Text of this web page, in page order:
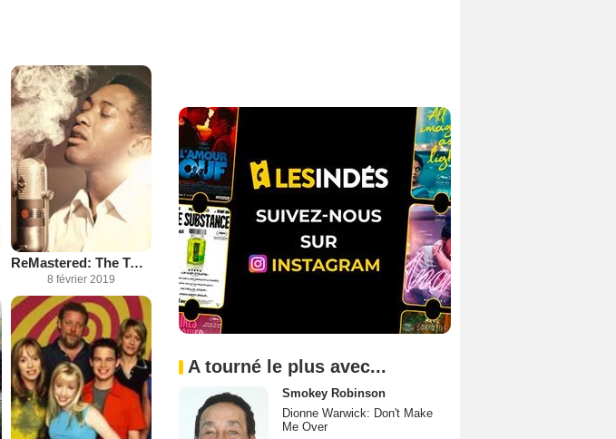
ReMastered: The Two Killings of Sam Cooke
8 février 2019
A tourné le plus avec...
Smokey Robinson
Dionne Warwick: Don't Make
Me Over